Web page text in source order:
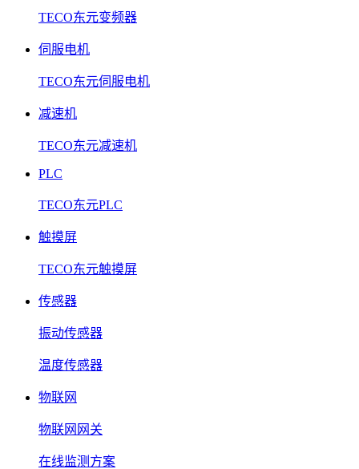
TECO东元变频器
伺服电机
TECO东元伺服电机
减速机
TECO东元减速机
PLC
TECO东元PLC
触摸屏
TECO东元触摸屏
传感器
振动传感器
温度传感器
物联网
物联网网关
在线监测方案